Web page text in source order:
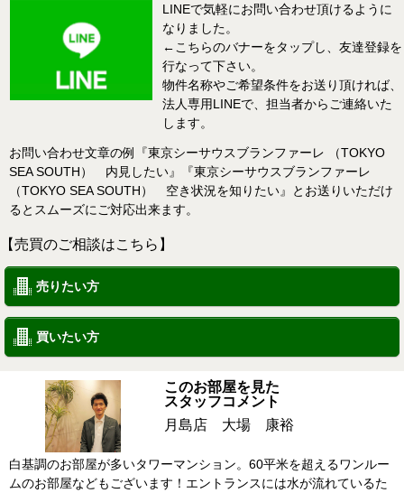
LINEで気軽にお問い合わせ頂けるように
なりました。
←こちらのバナーをタップし、友達登録を
行なって下さい。
物件名称やご希望条件をお送り頂ければ、
法人専用LINEで、担当者からご連絡いた
します。
お問い合わせ文章の例『東京シーサウスブランファーレ （TOKYO
SEA SOUTH） 内見したい』『東京シーサウスブランファーレ
（TOKYO SEA SOUTH） 空き状況を知りたい』とお送りいただけ
るとスムーズにご対応出来ます。
【売買のご相談はこちら】
売りたい方
買いたい方
このお部屋を見た
スタッフコメント
月島店 大場 康裕
白基調のお部屋が多いタワーマンション。60平米を超えるワンルー
ムのお部屋などもございます！エントランスには水が流れているた